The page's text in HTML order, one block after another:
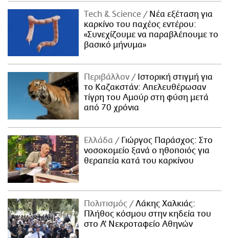
Τech & Science
Νέα εξέταση για
καρκίνο του παχέος εντέρου:
«Συνεχίζουμε να παραβλέπουμε το
βασικό μήνυμα»
Περιβάλλον
Ιστορική στιγμή για
το Καζακστάν: Απελευθέρωσαν
τίγρη του Αμούρ στη φύση μετά
από 70 χρόνια
Ελλάδα
Γιώργος Παράσχος: Στο
νοσοκομείο ξανά ο ηθοποιός για
θεραπεία κατά του καρκίνου
Πολιτισμός
Λάκης Χαλκιάς:
Πλήθος κόσμου στην κηδεία του
στο Α' Νεκροταφείο Αθηνών